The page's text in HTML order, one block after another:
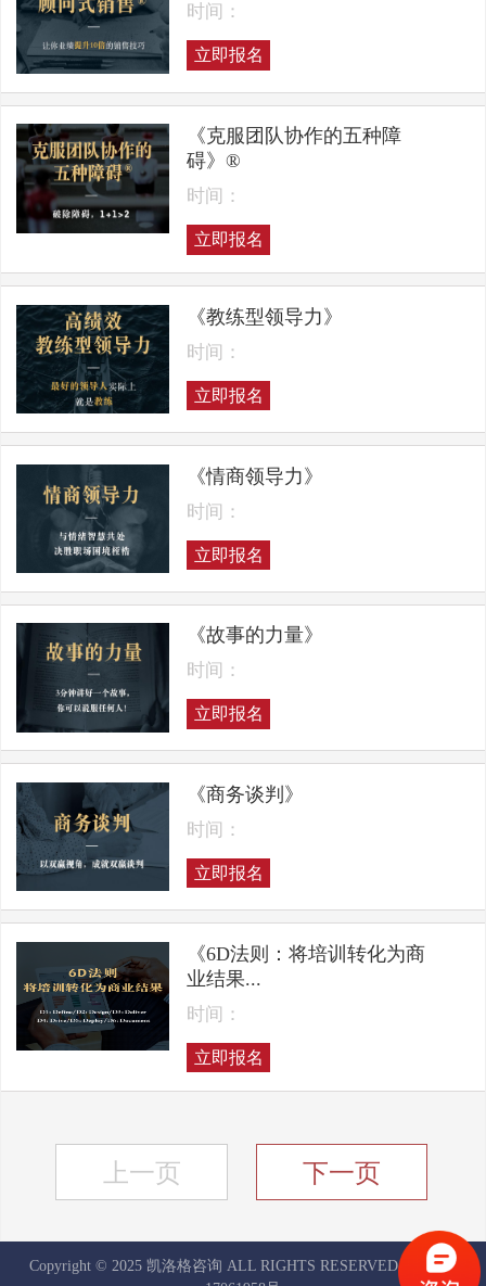
时间：
立即报名
《克服团队协作的五种障
碍》®
时间：
立即报名
《教练型领导力》
时间：
立即报名
《情商领导力》
时间：
立即报名
《故事的力量》
时间：
立即报名
《商务谈判》
时间：
立即报名
《6D法则：将培训转化为商
业结果...
时间：
立即报名
上一页 下一页
Copyright © 2025 凯洛格咨询 ALL RIGHTS RESERVED
京ICP备